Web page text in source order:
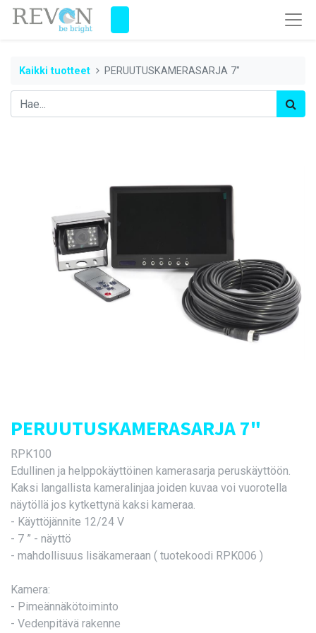
Kaikki tuotteet PERUUTUSKAMERASARJA 7"
PERUUTUSKAMERASARJA 7"
RPK100
Edullinen ja helppokäyttöinen kamerasarja peruskäyttöön.
Kaksi langallista kameralinjaa joiden kuvaa voi vuorotella
näytöllä jos kytkettynä kaksi kameraa.
- Käyttöjännite 12/24 V
- 7 ” - näyttö
- mahdollisuus lisäkameraan ( tuotekoodi RPK006 )
Kamera:
- Pimeännäkötoiminto
- Vedenpitävä rakenne